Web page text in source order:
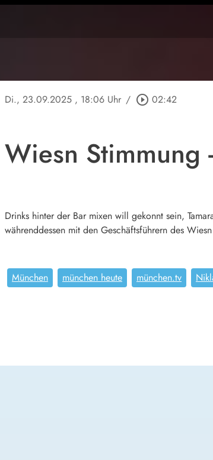
Di., 23.09.2025 , 18:06 Uhr / play_circle_outline 02:42
Wiesn Stimmung
Drinks hinter der Bar mixen will gekonnt sein,
währenddessen mit den Geschäftsführern des
München münchen heute münchen.tv